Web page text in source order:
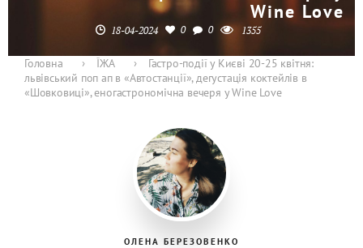
Wine Love
18-04-2024 0 0 1355
Головна › ЇЖА ›
Гастро-події у Києві 20-25 квітня:
львівський поп ап в «Автостанції», дегустація коктейлів в
«Шовковиці», еногастрономічна вечеря у Wine Love
ОЛЕНА БЕРЕЗОВЕНКО